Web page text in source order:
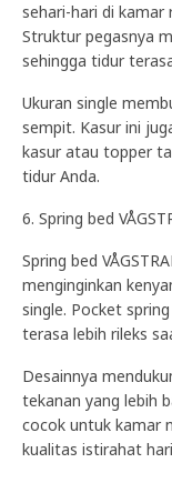
sehari-hari di
Struktur pegasnya
sehingga tidur
Ukuran single
sempit. Kasur ini
kasur atau topper
tidur Anda.
6. Spring bed
Spring bed
menginginkan
single. Pocket
terasa lebih rileks
Desainnya
tekanan yang lebih
cocok untuk kamar
kualitas istirahat